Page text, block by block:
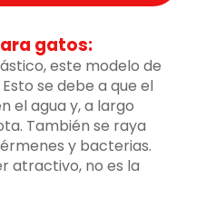
gatos:
este modelo de
se debe a que el
el agua y, a largo
También se raya
y bacterias.
atractivo, no es la